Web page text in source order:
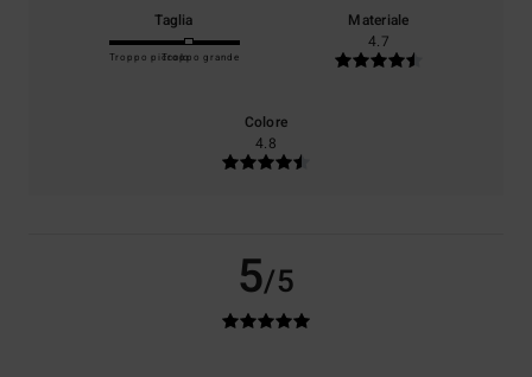
Taglia
Troppo piccoloTroppo grande
Materiale
4.7
Colore
4.8
5/5